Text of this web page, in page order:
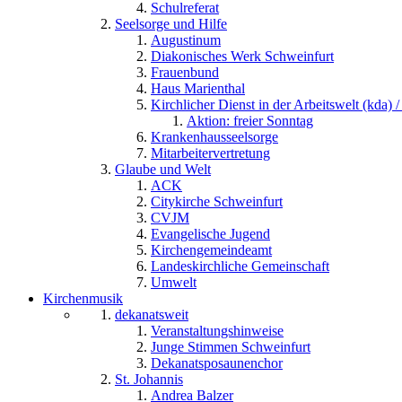
Schulreferat
Seelsorge und Hilfe
Augustinum
Diakonisches Werk Schweinfurt
Frauenbund
Haus Marienthal
Kirchlicher Dienst in der Arbeitswelt (kda) /
Aktion: freier Sonntag
Krankenhausseelsorge
Mitarbeitervertretung
Glaube und Welt
ACK
Citykirche Schweinfurt
CVJM
Evangelische Jugend
Kirchengemeindeamt
Landeskirchliche Gemeinschaft
Umwelt
Kirchenmusik
dekanatsweit
Veranstaltungshinweise
Junge Stimmen Schweinfurt
Dekanatsposaunenchor
St. Johannis
Andrea Balzer